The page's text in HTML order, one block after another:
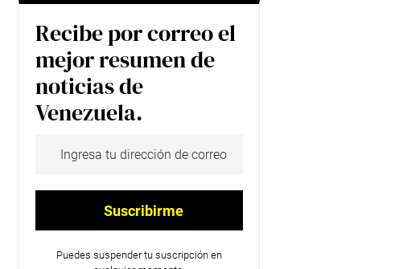
Recibe por correo el
mejor resumen de
noticias de
Venezuela.
Puedes suspender tu suscripción en